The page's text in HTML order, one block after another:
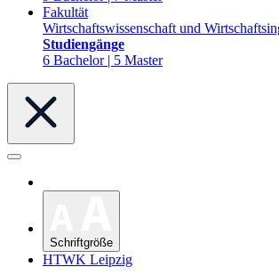
Fakultät
Wirtschaftswissenschaft und
Studiengänge
6 Bachelor | 5 Master
Schriftgröße
HTWK Leipzig